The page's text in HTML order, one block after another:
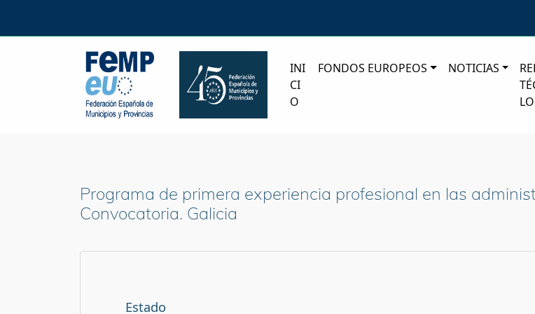
INI
CI
O
FONDOS EUROPEOS NOTICIAS
Programa de primera experiencia profesional en las
Convocatoria. Galicia
Estado